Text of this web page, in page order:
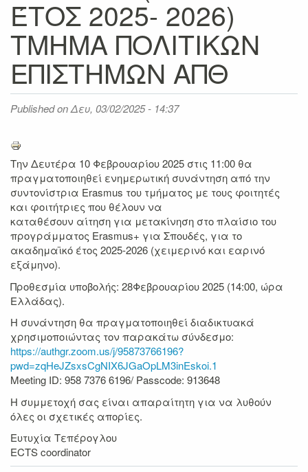
ΈΤΟΣ 2025- 2026)
ΤΜΗΜΑ ΠΟΛΙΤΙΚΩΝ
ΕΠΙΣΤΗΜΩΝ ΑΠΘ
Published onΔευ, 03/02/2025 - 14:37
Την Δευτέρα 10 Φεβρουαρίου 2025 στις 11:00 θα
πραγματοποιηθεί ενημερωτική συνάντηση από την
συντονίστρια Erasmus του τμήματος με τους φοιτητές
και φοιτήτριες που θέλουν να
καταθέσουν αίτηση για μετακίνηση στο πλαίσιο του
προγράμματος Erasmus+ για Σπουδές, για το
ακαδημαϊκό έτος 2025-2026 (χειμερινό και εαρινό
εξάμηνο).
Προθεσμία υποβολής: 28Φεβρουαρίου 2025 (14:00, ώρα
Ελλάδας).
Η συνάντηση θα πραγματοποιηθεί διαδικτυακά
χρησιμοποιώντας τον παρακάτω σύνδεσμο:
https://authgr.zoom.us/j/95873766196?
pwd=zqHeJZsxsCgNIX6JGaOpLM3inEskoi.1
Meeting ID: 958 7376 6196/ Passcode: 913648
Η συμμετοχή σας είναι απαραίτητη για να λυθούν
όλες οι σχετικές απορίες.
Ευτυχία Τεπέρογλου
ECTS coordinator